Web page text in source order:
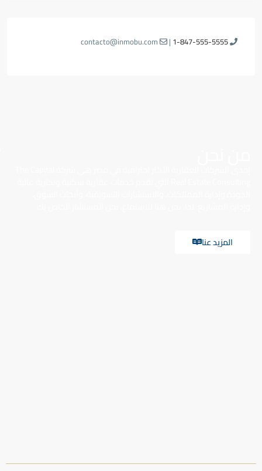
1-847-555-5555
|
المزيد عنا